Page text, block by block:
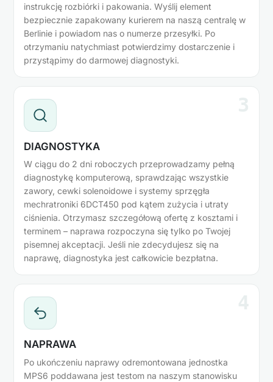
instrukcję rozbiórki i pakowania. Wyślij element
bezpiecznie zapakowany kurierem na naszą centralę w
Berlinie i powiadom nas o numerze przesyłki. Po
otrzymaniu natychmiast potwierdzimy dostarczenie i
przystąpimy do darmowej diagnostyki.
DIAGNOSTYKA
W ciągu do 2 dni roboczych przeprowadzamy pełną
diagnostykę komputerową, sprawdzając wszystkie
zawory, cewki solenoidowe i systemy sprzęgła
mechratroniki 6DCT450 pod kątem zużycia i utraty
ciśnienia. Otrzymasz szczegółową ofertę z kosztami i
terminem – naprawa rozpoczyna się tylko po Twojej
pisemnej akceptacji. Jeśli nie zdecydujesz się na
naprawę, diagnostyka jest całkowicie bezpłatna.
NAPRAWA
Po ukończeniu naprawy odremontowana jednostka
MPS6 poddawana jest testom na naszym stanowisku